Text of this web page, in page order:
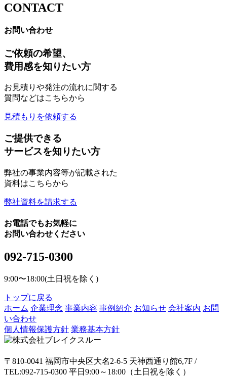
CONTACT
お問い合わせ
ご依頼の希望、
費用感を知りたい方
お見積りや発注の流れに関する
質問などはこちらから
見積もりを依頼する
ご提供できる
サービスを知りたい方
弊社の事業内容等が記載された
資料はこちらから
弊社資料を請求する
お電話でもお気軽に
お問い合わせください
092-715-0300
9:00〜18:00(土日祝を除く)
トップに戻る
ホーム 企業理念 事業内容 事例紹介 お知らせ 会社案内 お問
い合わせ
個人情報保護方針 業務基本方針
〒810-0041 福岡市中央区大名2-6-5 天神西通り館6,7F /
TEL:092-715-0300 平日9:00～18:00（土日祝を除く）